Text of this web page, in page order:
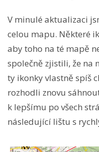
V minulé aktualizaci
celou mapu. Některé
aby toho na té mapě
společně zjistili, že na
ty ikonky vlastně spíš
rozhodli znovu
k lepšímu po všech
následující lištu s